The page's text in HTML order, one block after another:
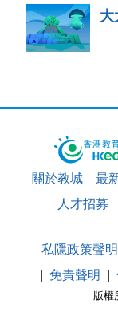
大
關於教城 最
人才招募
版權
私隱政策聲明
免責聲明